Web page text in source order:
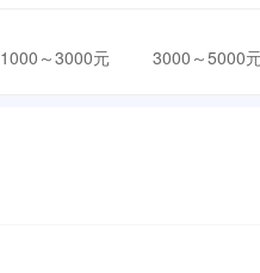
1000～3000元 3000～5000